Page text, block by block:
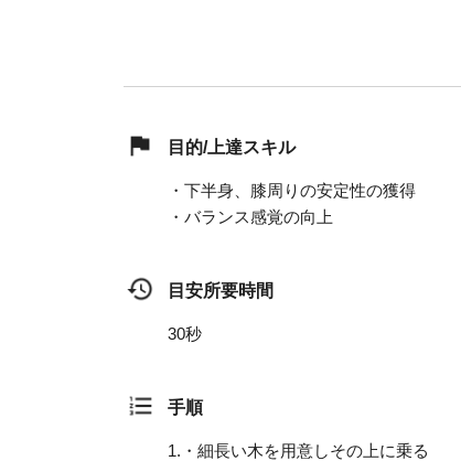
目的/上達スキル
・下半身、膝周りの安定性の獲得
・バランス感覚の向上
目安所要時間
30秒
手順
1. ・細長い木を用意しその上に乗る